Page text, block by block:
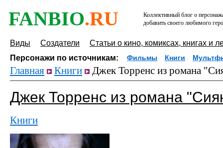
FANBIO.RU
Коллективный блог о
добавить своего любимого
Виды Создатели
Статьи о кино, комиксах, книгах и
Персонажи по источникам:
Фильмы Книги
Главная Книги Джек Торренс из романа
Джек Торренс из романа
Книги